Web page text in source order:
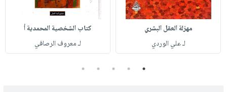
مهزلة العقل البشري
لـ علي الوردي
كتاب الشخصية المحمدية أ
لـ معروف الرصافي
1
2
3
4
5